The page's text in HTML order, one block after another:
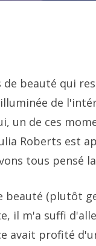
de beauté qui
de
un de ces
Roberts est
tous pensé
beauté (plutôt
il m'a suffi
avait profité